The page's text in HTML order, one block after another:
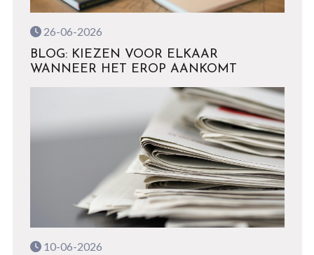
26-06-2026
BLOG: KIEZEN VOOR ELKAAR
WANNEER HET EROP AANKOMT
10-06-2026